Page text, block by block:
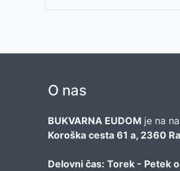
O nas
BUKVARNA EUDOM je na
Koroška cesta 61 a, 2360
Delovni čas: Torek - Petek